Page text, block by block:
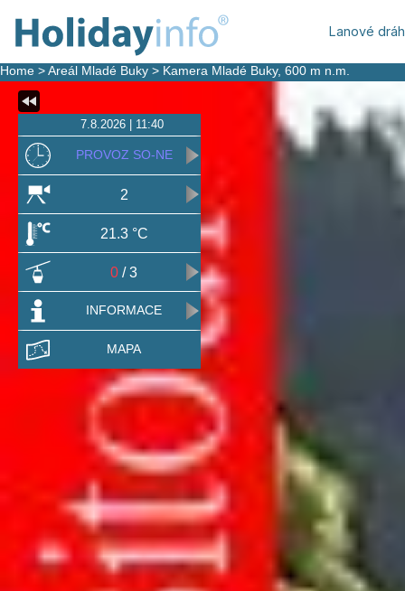
7.8.2026 | 11:40
PROVOZ SO-NE
2
21.3 °C
0 / 3
INFORMACE
MAPA
Lanové
Home >Areál Mladé Buky > Kamera Mladé Buky, 600 m n.m.